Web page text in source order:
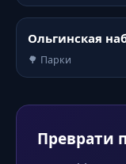
Ольгинская
🌳 Парки
Преврати